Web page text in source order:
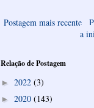
Postagem mais recente
a
Relação de Postagem
► 2022 (3)
► 2020 (143)